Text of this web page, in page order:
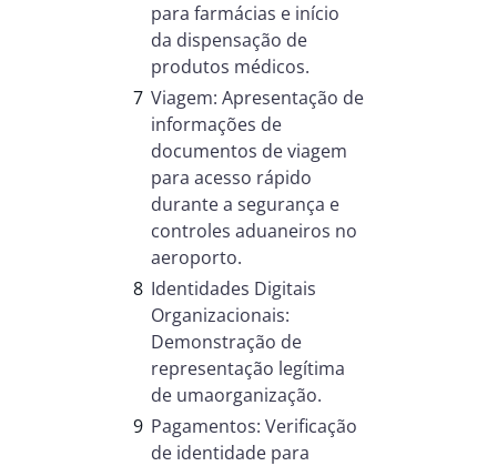
para farmácias e início
da dispensação de
produtos médicos.
Viagem: Apresentação de
informações de
documentos de viagem
para acesso rápido
durante a segurança e
controles aduaneiros no
aeroporto.
Identidades Digitais
Organizacionais:
Demonstração de
representação legítima
de umaorganização.
Pagamentos: Verificação
de identidade para